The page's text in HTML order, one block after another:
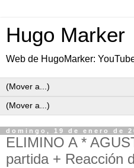
Hugo Marker
Web de HugoMarker:
domingo, 19 de enero de
ELIMINO A *
partida + Reacción